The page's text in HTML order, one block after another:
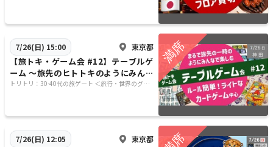
7/26(日) 15:00 東京都
【旅トキ・ゲーム会 #12】テーブルゲ
ーム 〜旅先のヒトトキのようにみんな
でまったりカードゲーム・ボドゲ〜
トリトリ：30-40代の旅ゲート ＜旅行・世界のグル
7/26(日) 12:05 東京都